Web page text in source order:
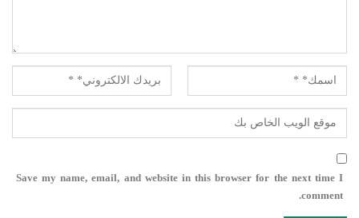
Save my name, email, and website in this browser for the next time I
comment.